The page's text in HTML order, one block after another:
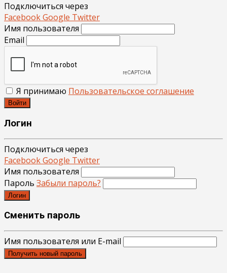
Подключиться через
FacebookGoogle Twitter
Имя пользователя
Email
Я принимаю Пользовательское соглашение
Войти
Логин
Подключиться через
FacebookGoogle Twitter
Имя пользователя
Пароль Забыли пароль?
Логин
Сменить пароль
Имя пользователя или E-mail
Получить новый пароль